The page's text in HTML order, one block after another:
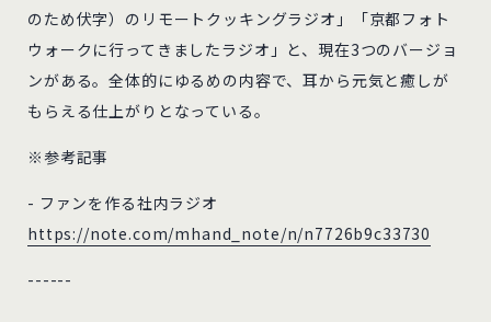
のため伏字）のリモートクッキングラジオ」「京都フォト
ウォークに行ってきましたラジオ」と、現在3つのバージョ
ンがある。全体的にゆるめの内容で、耳から元気と癒しが
もらえる仕上がりとなっている。
※参考記事
- ファンを作る社内ラジオ
https://note.com/mhand_note/n/n7726b9c33730
------